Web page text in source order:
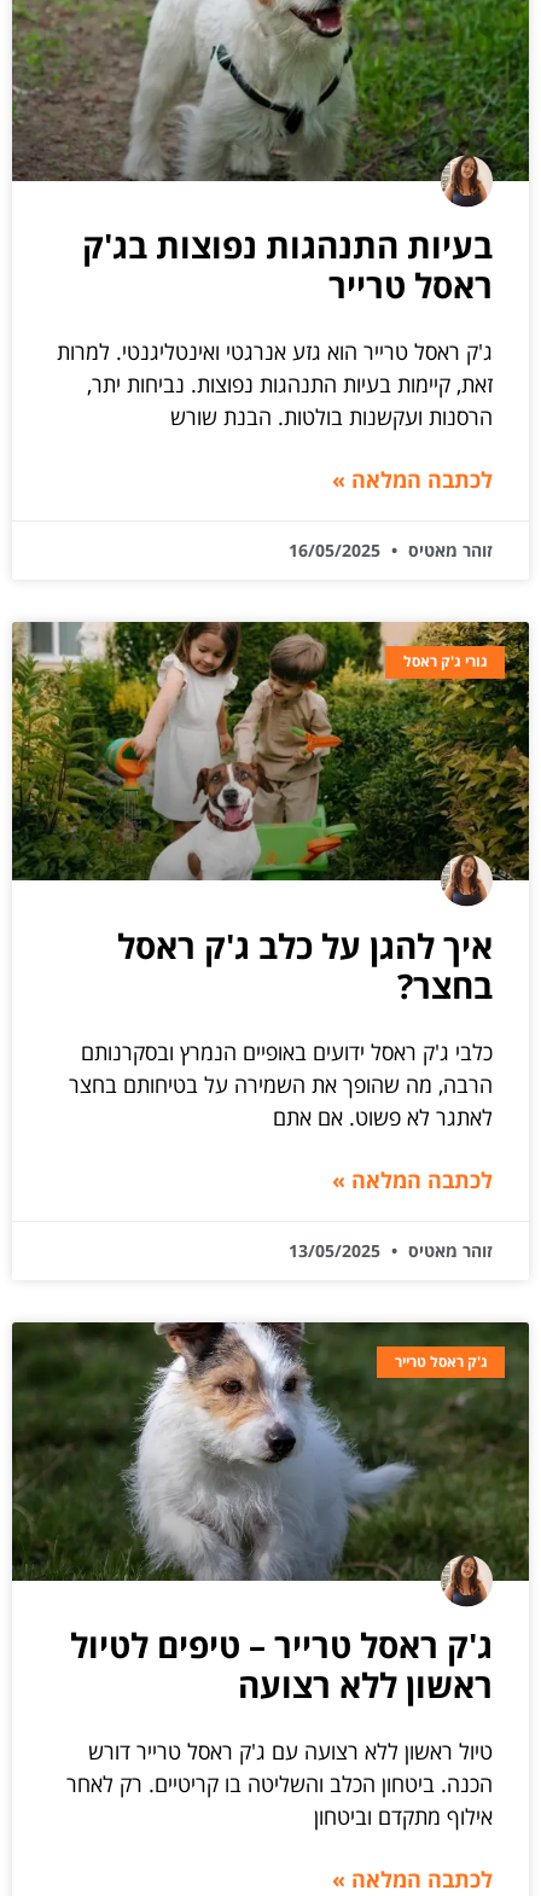
בעיות התנהגות נפוצות בג'ק
ראסל טרייר
ג'ק ראסל טרייר הוא גזע אנרגטי ואינטליגנטי. למרות
זאת, קיימות בעיות התנהגות נפוצות. נביחות יתר,
הרסנות ועקשנות בולטות. הבנת שורש
לכתבה המלאה »
זוהר מאטיס
גורי ג'ק ראסל
איך להגן על כלב ג'ק ראסל
בחצר?
כלבי ג'ק ראסל ידועים באופיים הנמרץ ובסקרנותם
הרבה, מה שהופך את השמירה על בטיחותם בחצר
לאתגר לא פשוט. אם אתם
לכתבה המלאה »
זוהר מאטיס
ג'ק ראסל טרייר
ג'ק ראסל טרייר – טיפים לטיול
ראשון ללא רצועה
טיול ראשון ללא רצועה עם ג'ק ראסל טרייר דורש
הכנה. ביטחון הכלב והשליטה בו קריטיים. רק לאחר
אילוף מתקדם וביטחון
לכתבה המלאה »